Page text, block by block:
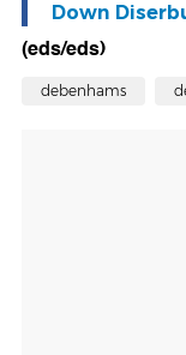
Down
(eds/eds)
debenhams